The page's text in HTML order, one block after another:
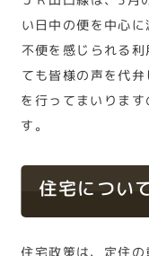
い日中の便を中心に
不便を感じられる
ても皆様の声を代
を行ってまいりま
す。
住宅につい
住宅政策は、定住